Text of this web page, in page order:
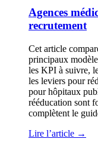
Agences
recrutement
Cet article
principaux
les KPI à suivre,
les leviers pour
pour hôpitaux
rééducation sont
complètent le
Lire l’article →